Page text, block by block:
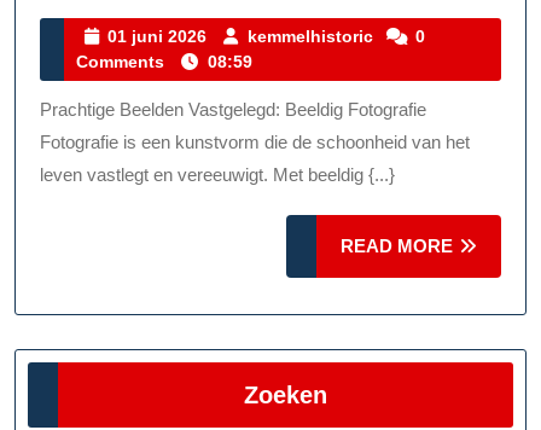
01 juni 2026
01
juni
2026
kemmelhistoric kemmelhistoric
0
Comments
08:59
Prachtige Beelden Vastgelegd: Beeldig Fotografie
Fotografie is een kunstvorm die de schoonheid van het
leven vastlegt en vereeuwigt. Met beeldig {...}
READ MORE
MORE
Zoeken